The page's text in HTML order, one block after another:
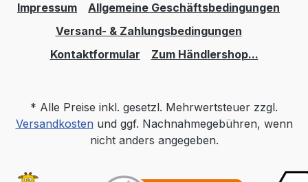
Impressum
Allgemeine Geschäftsbedingungen
Versand- & Zahlungsbedingungen
Kontaktformular
Zum Händlershop...
* Alle Preise inkl. gesetzl. Mehrwertsteuer zzgl.
Versandkostenund ggf. Nachnahmegebühren, wenn
nicht anders angegeben.